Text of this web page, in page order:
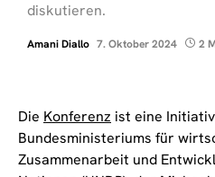
diskutieren.
Amani Diallo 7. Oktober 2024 2
Die Konferenz ist eine
Bundesministeriums für
Zusammenarbeit und